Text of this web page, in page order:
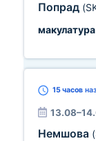
Попрад
макулатура
15 часов
Немшова